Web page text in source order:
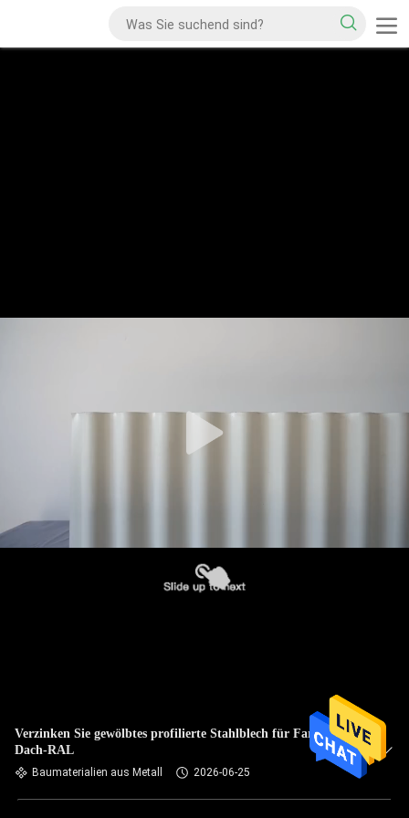
Verzinken Sie gewölbtes profilierte Stahlblech für Farbe des
Dach-RAL
Baumaterialien aus Metall 2026-06-25